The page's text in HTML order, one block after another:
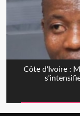
Côte d'Ivoire :